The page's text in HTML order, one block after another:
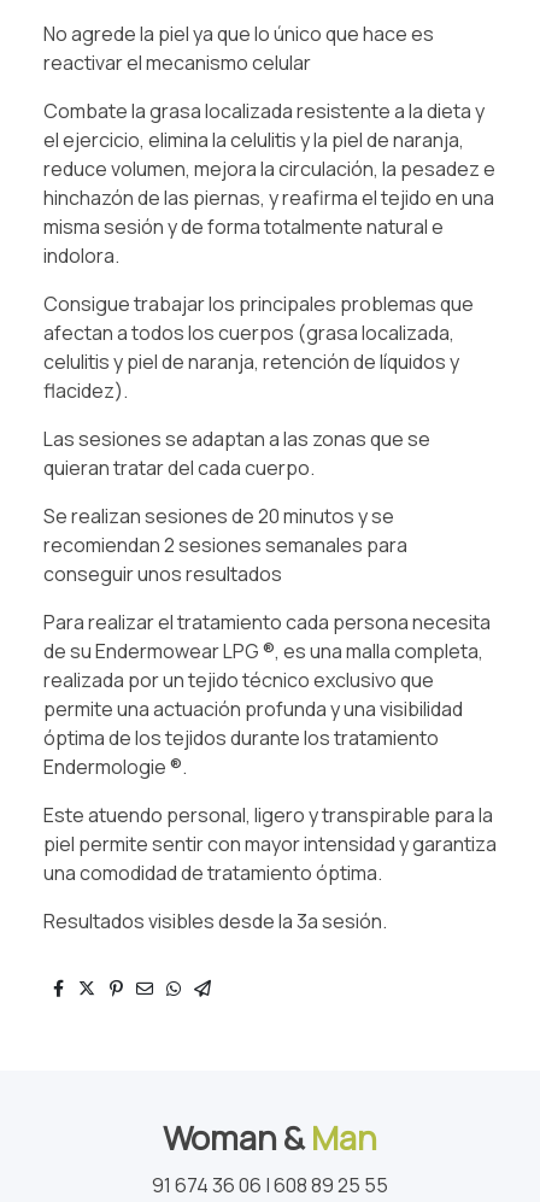
No agrede la piel ya que lo único que hace es
reactivar el mecanismo celular
Combate la grasa localizada resistente a la dieta y
el ejercicio, elimina la celulitis y la piel de naranja,
reduce volumen, mejora la circulación, la pesadez e
hinchazón de las piernas, y reafirma el tejido en una
misma sesión y de forma totalmente natural e
indolora.
Consigue trabajar los principales problemas que
afectan a todos los cuerpos (grasa localizada,
celulitis y piel de naranja, retención de líquidos y
flacidez).
Las sesiones se adaptan a las zonas que se
quieran tratar del cada cuerpo.
Se realizan sesiones de 20 minutos y se
recomiendan 2 sesiones semanales para
conseguir unos resultados
Para realizar el tratamiento cada persona necesita
de su Endermowear LPG ®, es una malla completa,
realizada por un tejido técnico exclusivo que
permite una actuación profunda y una visibilidad
óptima de los tejidos durante los tratamiento
Endermologie ®.
Este atuendo personal, ligero y transpirable para la
piel permite sentir con mayor intensidad y garantiza
una comodidad de tratamiento óptima.
Resultados visibles desde la 3a sesión.
Woman &Man
91 674 36 06 | 608 89 25 55